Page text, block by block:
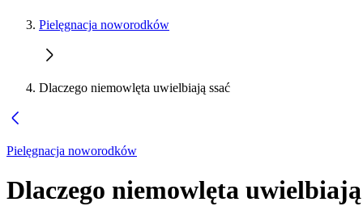
Pielęgnacja noworodków
Dlaczego niemowlęta uwielbiają ssać
Pielęgnacja noworodków
Dlaczego niemowlęta uwielbiają